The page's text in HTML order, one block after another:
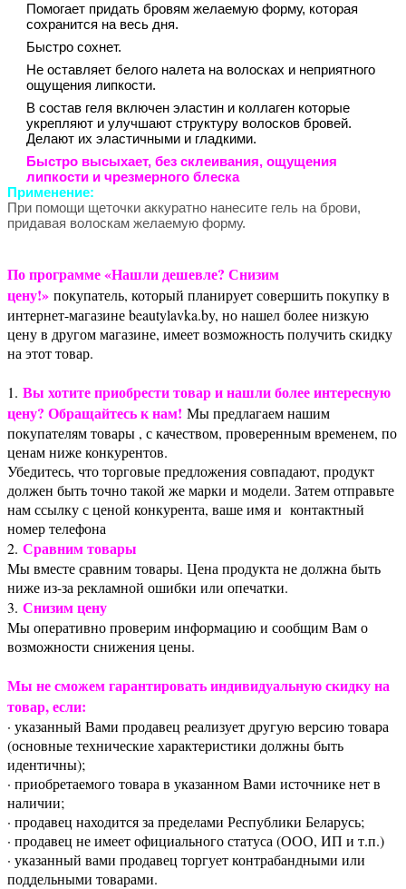
Помогает придать бровям желаемую форму, которая
сохранится на весь дня.
Быстро сохнет.
Не оставляет белого налета на волосках и неприятного
ощущения липкости.
В состав геля включен эластин и коллаген которые
укрепляют и улучшают структуру волосков бровей.
Делают их эластичными и гладкими.
Быстро высыхает, без склеивания, ощущения
липкости и чрезмерного блеска
Применение:
При помощи щеточки аккуратно нанесите гель на брови,
придавая волоскам желаемую форму.
По программе «Нашли дешевле? Снизим
цену!» покупатель, который планирует совершить покупку в
интернет-магазине beautylavka.by, но нашел более низкую
цену в другом магазине, имеет возможность получить скидку
на этот товар.
1. Вы хотите приобрести товар и нашли более интересную
цену? Обращайтесь к нам! Мы предлагаем нашим
покупателям товары , с качеством, проверенным временем, по
ценам ниже конкурентов.
Убедитесь, что торговые предложения совпадают, продукт
должен быть точно такой же марки и модели. Затем отправьте
нам ссылку с ценой конкурента, ваше имя и контактный
номер телефона
2. Сравним товары
Мы вместе сравним товары. Цена продукта не должна быть
ниже из-за рекламной ошибки или опечатки.
3. Снизим цену
Мы оперативно проверим информацию и сообщим Вам о
возможности снижения цены.
Мы не сможем гарантировать индивидуальную скидку на
товар, если:
· указанный Вами продавец реализует другую версию товара
(основные технические характеристики должны быть
идентичны);
· приобретаемого товара в указанном Вами источнике нет в
наличии;
· продавец находится за пределами Республики Беларусь;
· продавец не имеет официального статуса (ООО, ИП и т.п.)
· указанный вами продавец торгует контрабандными или
поддельными товарами.